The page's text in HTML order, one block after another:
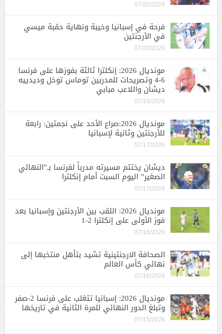
07/20/2026
فرحة في إسبانيا وخيبة ونهاية حقبة ميسي
في الأرجنتين
07/20/2026
مونديال 2026: إنكلترا ثالثة بفوزها على فرنسا
6-4 وتصريحات للمدربين توماس توخل وديدييه
ديشان واللاعب مبابي
07/19/2026
مونديال 2026:صراع الأحد على نجمتين: رابعة
للأرجنتين وثانية لإسبانيا
07/17/2026
ديشان يختتم مسيرته مدرباً لفرنسا بـ”النهائي
الصغير” اليوم السبت أمام إنكلترا
07/17/2026
مونديال 2026: اللقب بين الأرجنتين وإسبانيا بعد
فوز الأولى على إنكلترا 2-1
07/16/2026
الصحافة الارجنتينية تشيد بتأهل منتخبها إلى
نهائي كأس العالم
07/16/2026
مونديال 2026: إسبانيا تتغلب على فرنسا 2-صفر
وتبلغ الدور النهائي للمرة الثانية في تاريخها
07/15/2026